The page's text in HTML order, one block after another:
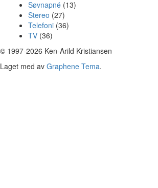
Søvnapné (13)
Stereo (27)
Telefoni (36)
TV (36)
© 1997-2026 Ken-Arild Kristiansen
Laget med av Graphene Tema.